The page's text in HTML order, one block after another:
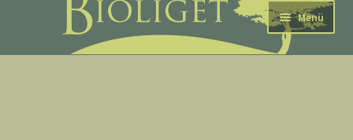
navigációhoz
tartalomba
Menü